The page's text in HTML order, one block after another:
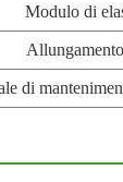
Modulo di
di